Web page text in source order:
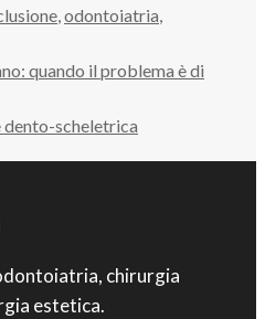
,odontoiatria,
quando il problema è di
dento-scheletrica
chirurgia
estetica.